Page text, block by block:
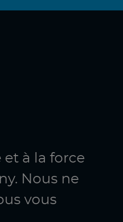
à la force
Nous ne
vous